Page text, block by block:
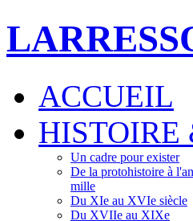
ACCUEIL
HISTOIRE
Un cadre pour exister
De la protohistoire à l'an
mille
Du XIe au XVIe siècle
Du XVIIe au XIXe